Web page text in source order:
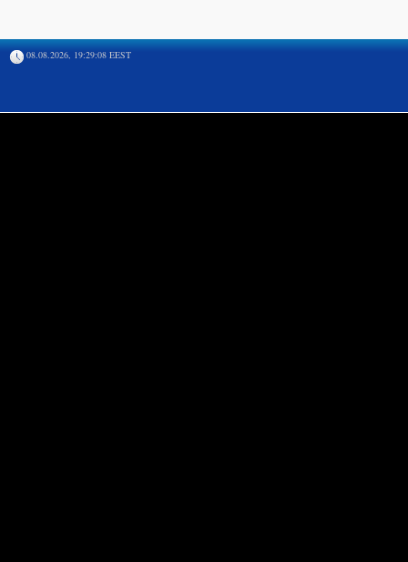
08.08.2026, 19:29:08 EEST